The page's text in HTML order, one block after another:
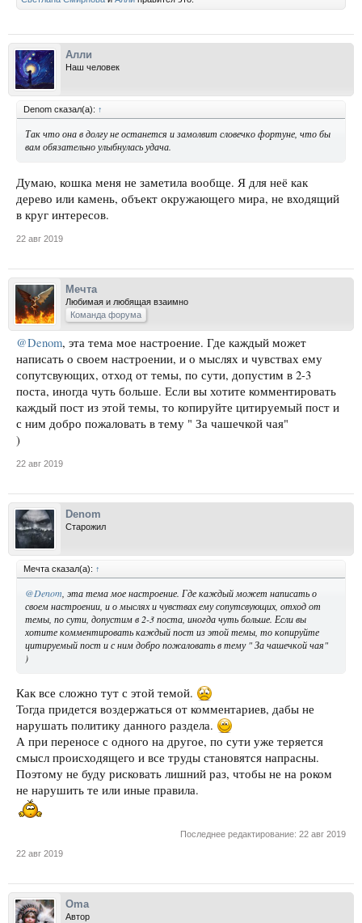
Алли
Наш человек
Denom сказал(а): ↑
Так что она в долгу не останется и замолвит словечко фортуне, что бы
вам обязательно улыбнулась удача.
Думаю, кошка меня не заметила вообще. Я для неё как
дерево или камень, объект окружающего мира, не входящий
в круг интересов.
22 авг 2019
Мечта
Любимая и любящая взаимно
Команда форума
@Denom, эта тема мое настроение. Где каждый может
написать о своем настроении, и о мыслях и чувствах ему
сопутсвующих, отход от темы, по сути, допустим в 2-3
поста, иногда чуть больше. Если вы хотите комментировать
каждый пост из этой темы, то копируйте цитируемый пост и
с ним добро пожаловать в тему " За чашечкой чая"
)
22 авг 2019
Denom
Старожил
Мечта сказал(а): ↑
@Denom , эта тема мое настроение. Где каждый может написать о
своем настроении, и о мыслях и чувствах ему сопутсвующих, отход от
темы, по сути, допустим в 2-3 поста, иногда чуть больше. Если вы
хотите комментировать каждый пост из этой темы, то копируйте
цитируемый пост и с ним добро пожаловать в тему " За чашечкой чая"
)
Как все сложно тут с этой темой.
Тогда придется воздержаться от комментариев, дабы не
нарушать политику данного раздела.
А при переносе с одного на другое, по сути уже теряется
смысл происходящего и все труды становятся напрасны.
Поэтому не буду рисковать лишний раз, чтобы не на роком
не нарушить те или иные правила.
Последнее редактирование: 22 авг 2019
22 авг 2019
Oma
Автор